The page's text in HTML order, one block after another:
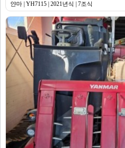
얀마 | YH7115 | 2021년식 | 7조식